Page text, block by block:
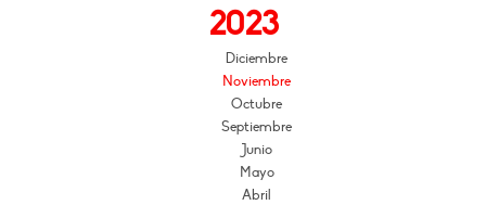
2023
Diciembre
Noviembre
Octubre
Septiembre
Junio
Mayo
Abril